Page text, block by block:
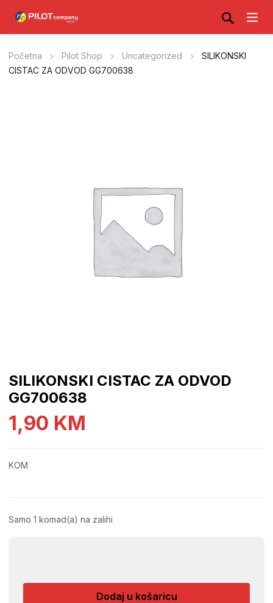
Početna Pilot Shop Uncategorized
SILIKONSKI
CISTAC ZA ODVOD GG700638
SILIKONSKI CISTAC ZA ODVOD
GG700638
1,90 KM
KOM
Samo 1 komad(a) na zalihi
ZA
Dodaj u košaricu